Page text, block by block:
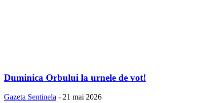
Duminica Orbului la urnele de vot!
Gazeta Sentinela - 21 mai 2026